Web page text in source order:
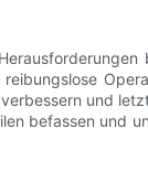
und
befassen und